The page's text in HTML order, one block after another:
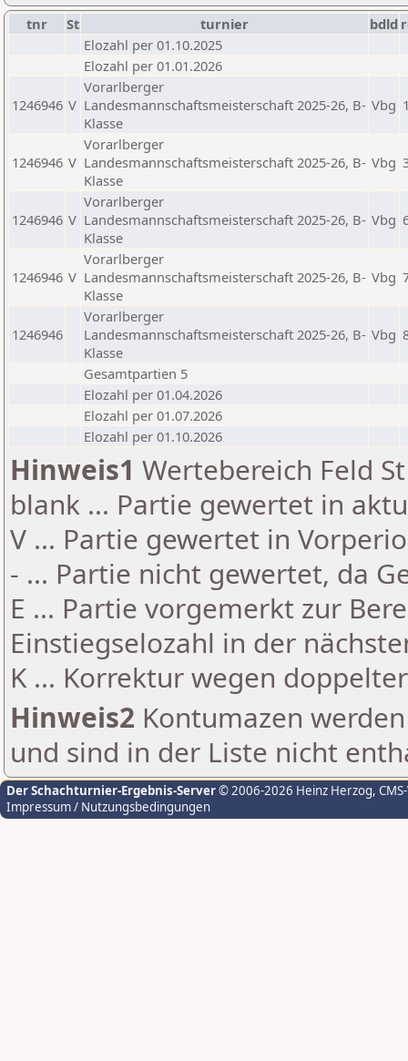
tnr St turnier bdld
Elozahl per 01.10.2025
Elozahl per 01.01.2026
1246946 V
Vorarlberger
Landesmannschaftsmeisterschaft 2025-26, B-
Klasse
Vbg
1246946 V
Vorarlberger
Landesmannschaftsmeisterschaft 2025-26, B-
Klasse
Vbg
1246946 V
Vorarlberger
Landesmannschaftsmeisterschaft 2025-26, B-
Klasse
Vbg
1246946 V
Vorarlberger
Landesmannschaftsmeisterschaft 2025-26, B-
Klasse
Vbg
1246946
Vorarlberger
Landesmannschaftsmeisterschaft 2025-26, B-
Klasse
Vbg
Gesamtpartien 5
Elozahl per 01.04.2026
Elozahl per 01.07.2026
Elozahl per 01.10.2026
Hinweis1 Wertebereich Feld
blank ... Partie gewertet in
V ... Partie gewertet in
- ... Partie nicht gewertet, da
E ... Partie vorgemerkt zur
Einstiegselozahl in der
K ... Korrektur wegen
Hinweis2 Kontumazen
und sind in der Liste nicht
Der Schachturnier-Ergebnis-Server© 2006-2026 Heinz Herzog,
Impressum / Nutzungsbedingungen